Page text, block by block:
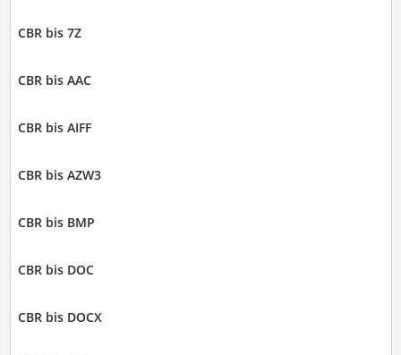
CBR bis 7Z
CBR bis AAC
CBR bis AIFF
CBR bis AZW3
CBR bis BMP
CBR bis DOC
CBR bis DOCX